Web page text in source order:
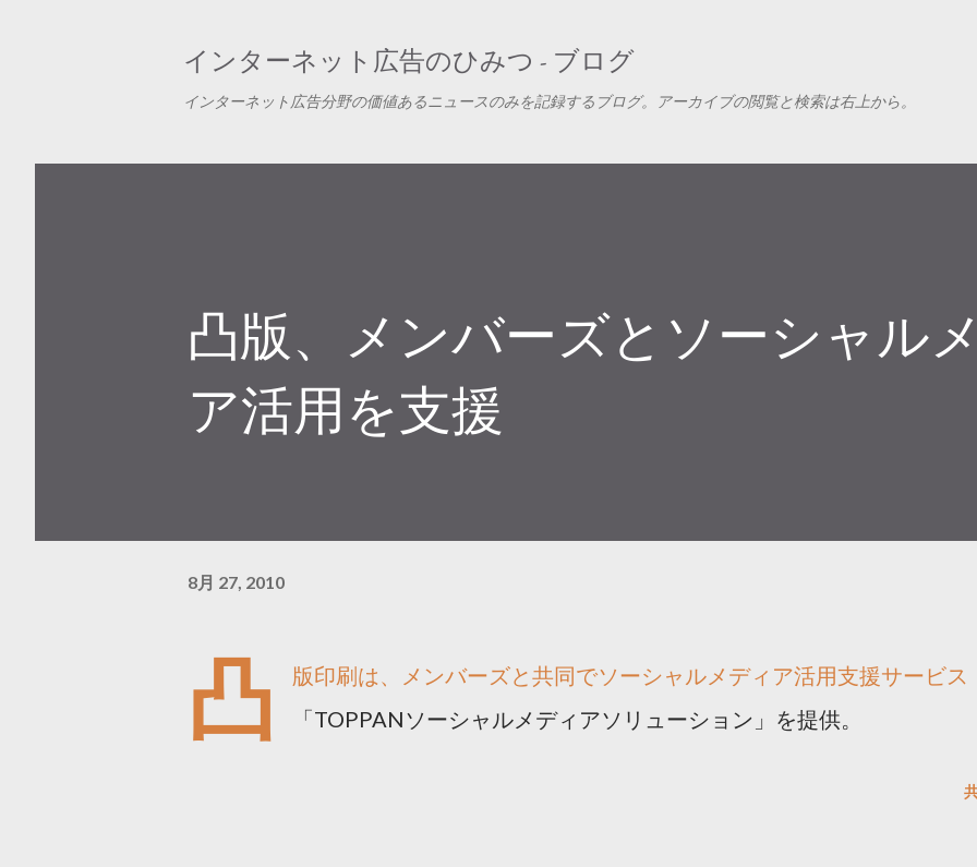
インターネット広告のひみつ - ブログ
インターネット広告分野の価値あるニュースのみを記録するブログ。アーカイブの閲覧と検索は右上から。
凸版、メンバーズとソーシャル
ア活用を支援
8月 27, 2010
凸
版印刷は、メンバーズと共同でソーシャルメディア活用支援サービス
「TOPPANソーシャルメディアソリューション」を提供。